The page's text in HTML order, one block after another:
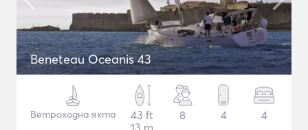
Beneteau Oceanis 43
Ветроходна яхта
43 ft
13 m
8 4 4